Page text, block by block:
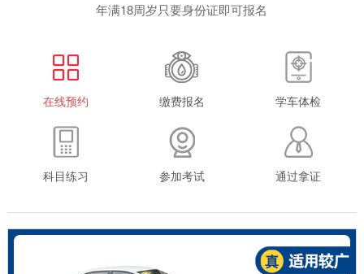
年满18周岁只要身份证即可报名
在线预约 缴费报名 学车体检
科目练习 参加考试 通过拿证